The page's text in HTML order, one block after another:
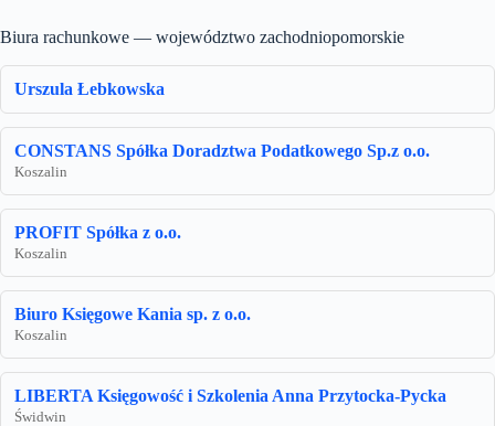
Biura rachunkowe — województwo zachodniopomorskie
Urszula Łebkowska
CONSTANS Spółka Doradztwa Podatkowego Sp.z o.o.
Koszalin
PROFIT Spółka z o.o.
Koszalin
Biuro Księgowe Kania sp. z o.o.
Koszalin
LIBERTA Księgowość i Szkolenia Anna Przytocka-Pycka
Świdwin